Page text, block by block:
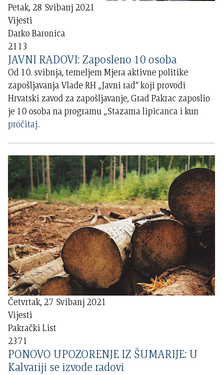
Petak, 28 Svibanj 2021
Vijesti
Darko Baronica
2113
JAVNI RADOVI: Zaposleno 10 osoba
Od 10. svibnja, temeljem Mjera aktivne politike
zapošljavanja Vlade RH „Javni rad“ koji provodi
Hrvatski zavod za zapošljavanje, Grad Pakrac zaposlio
je 10 osoba na programu „Stazama lipicanca i kun
pročitaj..
Četvrtak, 27 Svibanj 2021
Vijesti
Pakrački List
2371
PONOVO UPOZORENJE IZ ŠUMARIJE: U
Kalvariji se izvode radovi